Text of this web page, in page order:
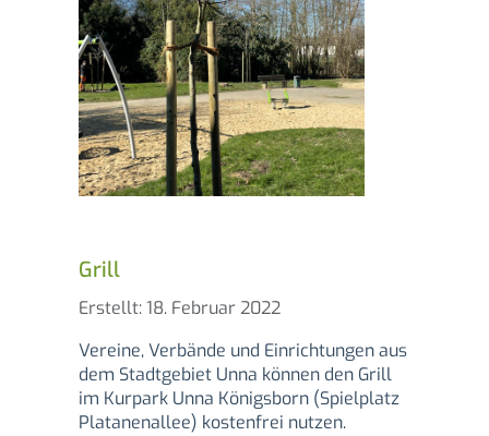
Grill
Details
Erstellt: 18. Februar 2022
Vereine, Verbände und Einrichtungen aus
dem Stadtgebiet Unna können den Grill
im Kurpark Unna Königsborn (Spielplatz
Platanenallee) kostenfrei nutzen.